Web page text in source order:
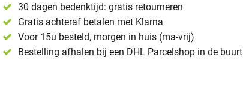
30 dagen bedenktijd: gratis retourneren
Gratis achteraf betalen met Klarna
Voor 15u besteld, morgen in huis (ma-vrij)
Bestelling afhalen bij een DHL Parcelshop in de buurt